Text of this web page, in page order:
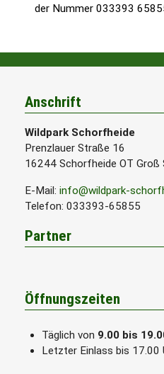
der Nummer 033393
Anschrift
Wildpark Schorfheide
Prenzlauer Straße 16
16244 Schorfheide OT Groß
E-Mail: info@wildpark-
Telefon: 033393-65855
Partner
Öffnungszeiten
Täglich von 9.00 bis
Letzter Einlass bis 17.00